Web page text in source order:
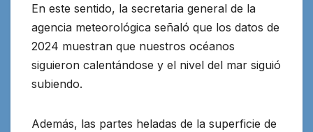
En este sentido, la secretaria general de la
agencia meteorológica señaló que los datos de
2024 muestran que nuestros océanos
siguieron calentándose y el nivel del mar siguió
subiendo.
Además, las partes heladas de la superficie de